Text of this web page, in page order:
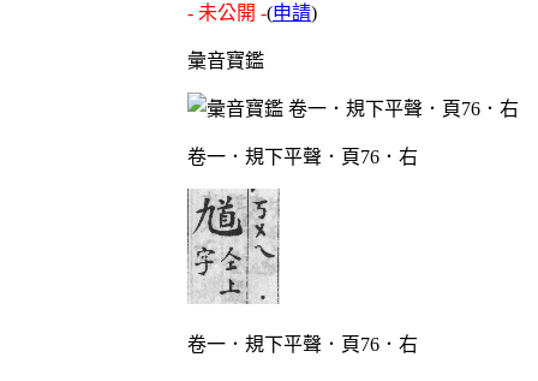
- 未公開 -(申請)
彙音寶鑑
卷一．規下平聲．頁76．右
卷一．規下平聲．頁76．右